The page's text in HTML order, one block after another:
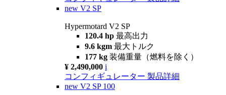
new V2 SP
Hypermotard V2 SP
120.4 hp 最高出力
9.6 kgm 最大トルク
177 kg 装備重量（燃料を除く）
¥ 2,490,000 i
コンフィギュレーター 製品詳細
new V2 SP 100